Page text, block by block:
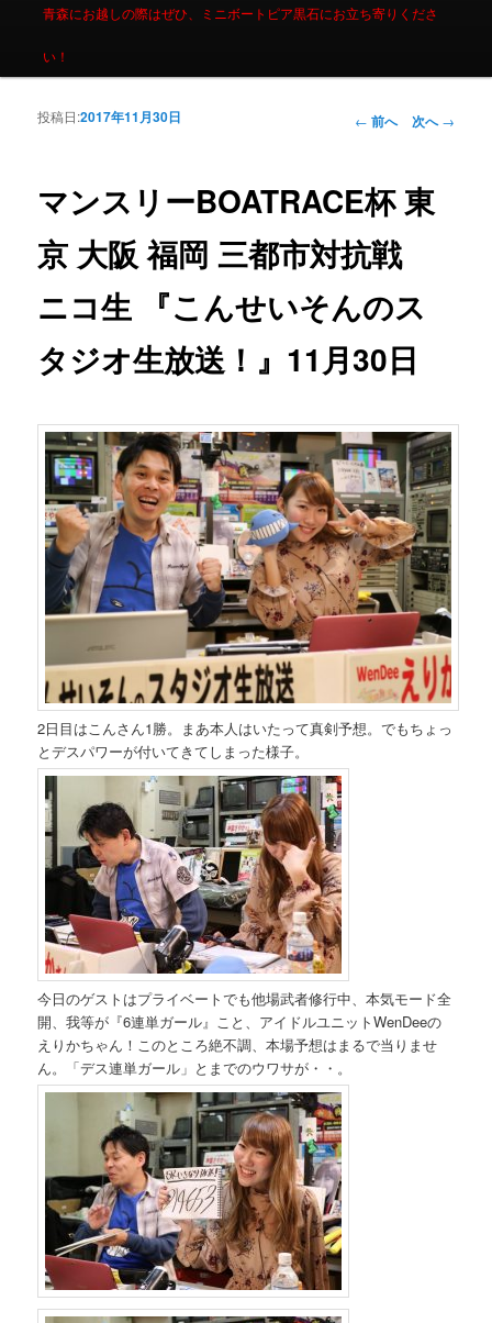
青森にお越しの際はぜひ、ミニボートピア黒石にお立ち寄りくださ
い！
投稿ナビゲーシ
← 前へ 次へ→
マンスリーBOATRACE杯 東
京 大阪 福岡 三都市対抗戦
ニコ生 『こんせいそんのス
タジオ生放送！』11月30日
投稿日:2017年11月30日
2日目はこんさん1勝。まあ本人はいたって真剣予想。でもちょっ
とデスパワーが付いてきてしまった様子。
今日のゲストはプライベートでも他場武者修行中、本気モード全
開、我等が『6連単ガール』こと、アイドルユニットWenDeeの
えりかちゃん！このところ絶不調、本場予想はまるで当りませ
ん。「デス連単ガール」とまでのウワサが・・。